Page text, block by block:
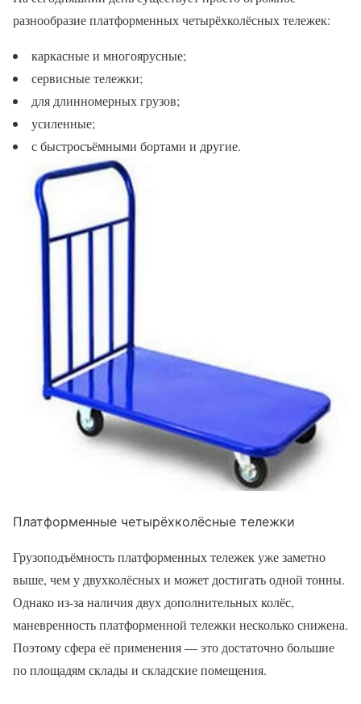
разнообразие платформенных четырёхколёсных тележек:
каркасные и многоярусные;
сервисные тележки;
для длинномерных грузов;
усиленные;
с быстросъёмными бортами и другие.
Платформенные четырёхколёсные тележки
Грузоподъёмность платформенных тележек уже заметно
выше, чем у двухколёсных и может достигать одной тонны.
Однако из-за наличия двух дополнительных колёс,
маневренность платформенной тележки несколько снижена.
Поэтому сфера её применения — это достаточно большие
по площадям склады и складские помещения.